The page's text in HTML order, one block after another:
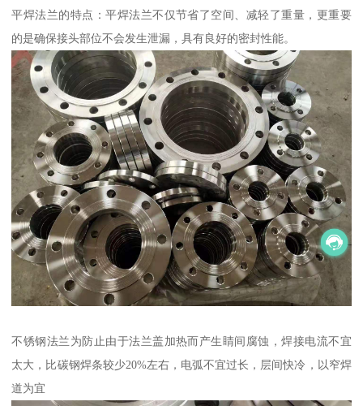
平焊法兰的特点：平焊法兰不仅节省了空间、减轻了重量，更重要
的是确保接头部位不会发生泄漏，具有良好的密封性能。
不锈钢法兰为防止由于法兰盖加热而产生睛间腐蚀，焊接电流不宜
太大，比碳钢焊条较少20%左右，电弧不宜过长，层间快冷，以窄焊
道为宜